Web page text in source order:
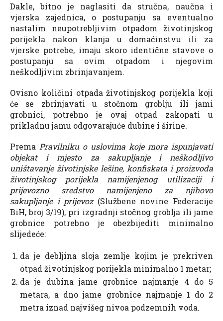
Dakle, bitno je naglasiti da stručna, naučna i
vjerska zajednica, o postupanju sa eventualno
nastalim neupotrebljivim otpadom životinjskog
porijekla nakon klanja u domaćinstvu ili za
vjerske potrebe, imaju skoro identične stavove o
postupanju sa ovim otpadom i njegovim
neškodljivim zbrinjavanjem.
Ovisno količini otpada životinjskog porijekla koji
će se zbrinjavati u stočnom groblju ili jami
grobnici, potrebno je ovaj otpad zakopati u
prikladnu jamu odgovarajuće dubine i širine.
Prema Pravilniku o uslovima koje mora ispunjavati
objekat i mjesto za sakupljanje i neškodljivo
uništavanje životinjske lešine, konfiskata i proizvoda
životinjskog porijekla namijenjenog utilizaciji i
prijevozno sredstvo namijenjeno za njihovo
sakupljanje i prijevoz (Službene novine Federacije
BiH, broj 3/19), pri izgradnji stočnog groblja ili jame
grobnice potrebno je obezbijediti minimalno
slijedeće:
da je debljina sloja zemlje kojim je prekriven
otpad životinjskog porijekla minimalno 1 metar;
da je dubina jame grobnice najmanje 4 do 5
metara, a dno jame grobnice najmanje 1 do 2
metra iznad najvišeg nivoa podzemnih voda.